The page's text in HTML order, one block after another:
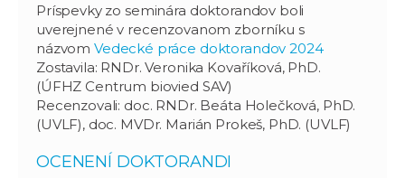
Príspevky zo seminára doktorandov boli
uverejnené v recenzovanom zborníku s
názvom Vedecké práce doktorandov 2024
Zostavila: RNDr. Veronika Kovaříková, PhD.
(ÚFHZ Centrum biovied SAV)
Recenzovali: doc. RNDr. Beáta Holečková, PhD.
(UVLF), doc. MVDr. Marián Prokeš, PhD. (UVLF)
OCENENÍ DOKTORANDI